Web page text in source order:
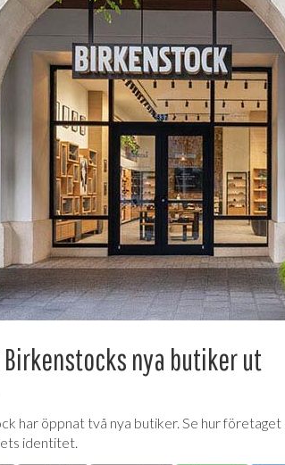
Birkenstocks nya butiker ut
har öppnat två nya butiker. Se hur
identitet.